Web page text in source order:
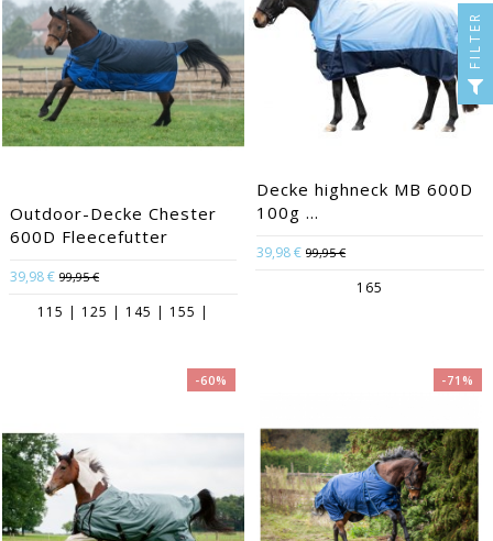
Outdoor-Decke Chester
600D Fleecefutter
39,98 € 99,95 €
115 | 125 | 145 | 155 |
Decke highneck MB 600D
100g ...
39,98 € 99,95 €
165
-60% -71%
FILTER